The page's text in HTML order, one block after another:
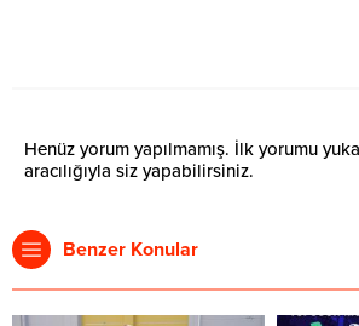
Henüz yorum yapılmamış. İlk yorumu
aracılığıyla siz yapabilirsiniz.
Benzer Konular